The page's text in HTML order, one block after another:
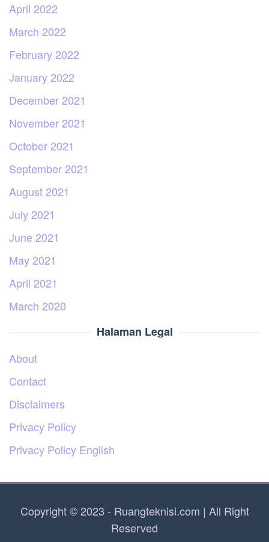
April 2022
March 2022
February 2022
January 2022
December 2021
November 2021
October 2021
September 2021
August 2021
July 2021
June 2021
May 2021
April 2021
March 2020
Halaman Legal
About
Contact
Disclaimers
Privacy Policy
Privacy Policy English
Copyright © 2023 - Ruangteknisi.com | All Right
Reserved